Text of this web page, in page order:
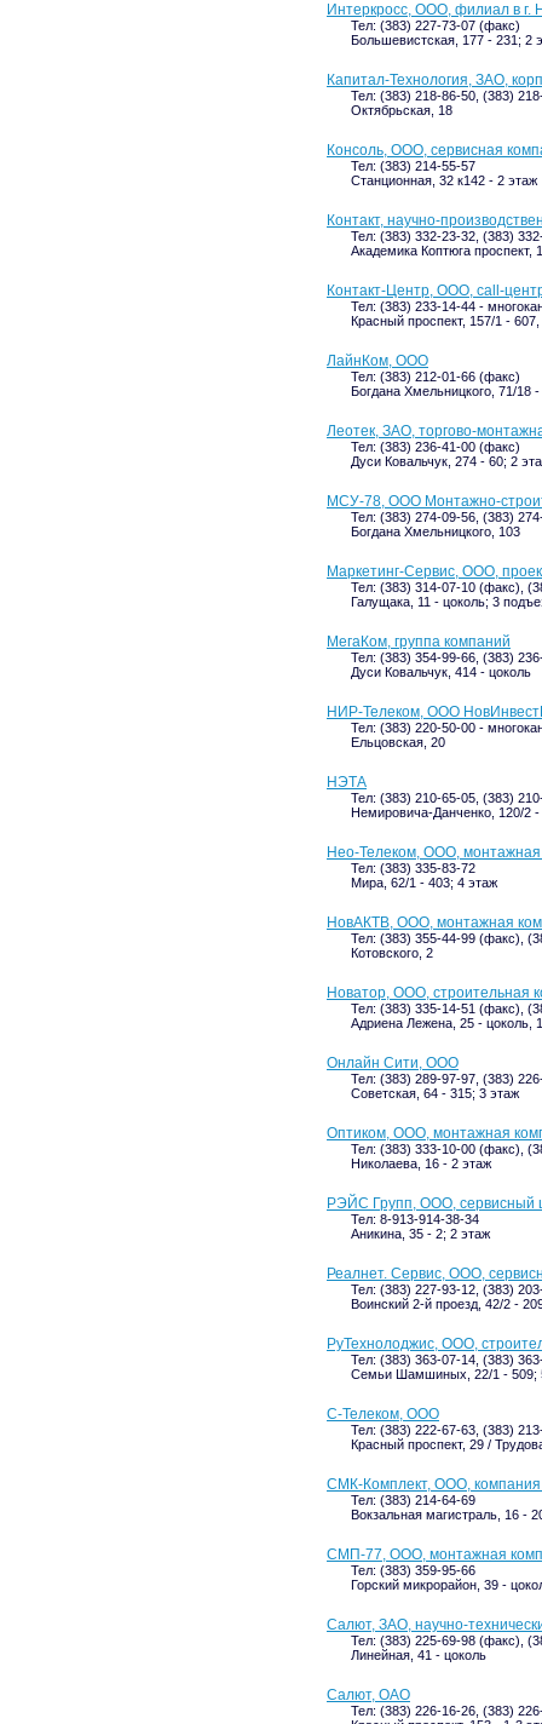
Интеркросс, ООО, филиал в г.
Тел: (383) 227-73-07 (факс)
Большевистская, 177 - 231; 2
Капитал-Технология, ЗАО,
Тел: (383) 218-86-50, (383)
Октябрьская, 18
Консоль, ООО, сервисная
Тел: (383) 214-55-57
Станционная, 32 к142 - 2 этаж
Контакт, научно-
Тел: (383) 332-23-32, (383)
Академика Коптюга проспект,
Контакт-Центр, ООО, call-
Тел: (383) 233-14-44 -
Красный проспект, 157/1 -
ЛайнКом, ООО
Тел: (383) 212-01-66 (факс)
Богдана Хмельницкого, 71/18
Леотек, ЗАО, торгово-
Тел: (383) 236-41-00 (факс)
Дуси Ковальчук, 274 - 60; 2
МСУ-78, ООО Монтажно-
Тел: (383) 274-09-56, (383)
Богдана Хмельницкого, 103
Маркетинг-Сервис, ООО,
Тел: (383) 314-07-10 (факс),
Галущака, 11 - цоколь; 3
МегаКом, группа компаний
Тел: (383) 354-99-66, (383)
Дуси Ковальчук, 414 - цоколь
НИР-Телеком, ООО
Тел: (383) 220-50-00 -
Ельцовская, 20
НЭТА
Тел: (383) 210-65-05, (383)
Немировича-Данченко, 120/2 -
Нео-Телеком, ООО,
Тел: (383) 335-83-72
Мира, 62/1 - 403; 4 этаж
НовАКТВ, ООО, монтажная
Тел: (383) 355-44-99 (факс),
Котовского, 2
Новатор, ООО, строительная
Тел: (383) 335-14-51 (факс),
Адриена Лежена, 25 - цоколь,
Онлайн Сити, ООО
Тел: (383) 289-97-97, (383)
Советская, 64 - 315; 3 этаж
Оптиком, ООО, монтажная
Тел: (383) 333-10-00 (факс),
Николаева, 16 - 2 этаж
РЭЙС Групп, ООО, сервисный
Тел: 8-913-914-38-34
Аникина, 35 - 2; 2 этаж
Реалнет. Сервис, ООО,
Тел: (383) 227-93-12, (383)
Воинский 2-й проезд, 42/2 -
РуТехнолоджис, ООО,
Тел: (383) 363-07-14, (383)
Семьи Шамшиных, 22/1 - 509;
С-Телеком, ООО
Тел: (383) 222-67-63, (383)
Красный проспект, 29 /
СМК-Комплект, ООО,
Тел: (383) 214-64-69
Вокзальная магистраль, 16 -
СМП-77, ООО, монтажная
Тел: (383) 359-95-66
Горский микрорайон, 39 -
Салют, ЗАО, научно-
Тел: (383) 225-69-98 (факс),
Линейная, 41 - цоколь
Салют, ОАО
Тел: (383) 226-16-26, (383)